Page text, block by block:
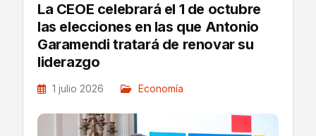
La CEOE celebrará el 1 de octubre
las elecciones en las que Antonio
Garamendi tratará de renovar su
liderazgo
1 julio 2026 Economía